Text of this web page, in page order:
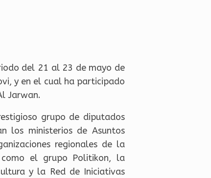
del 21 al 23 de mayo de
y en el cual ha participado
Jarwan.
grupo de diputados
los ministerios de Asuntos
regionales de la
el grupo Politikon, la
y la Red de Iniciativas